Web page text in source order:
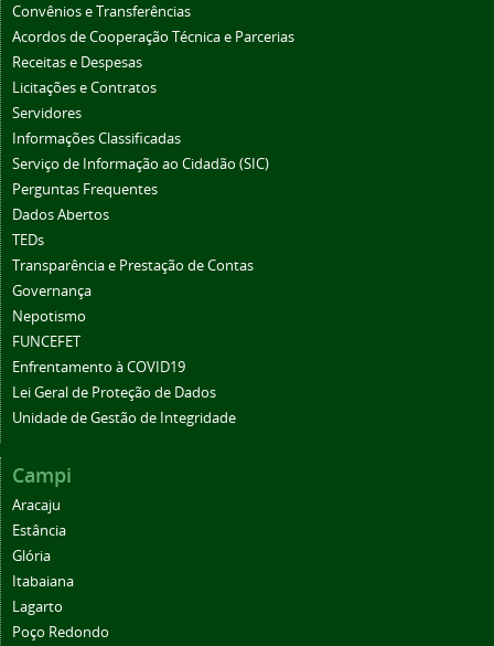
Convênios e Transferências
Acordos de Cooperação Técnica e Parcerias
Receitas e Despesas
Licitações e Contratos
Servidores
Informações Classificadas
Serviço de Informação ao Cidadão (SIC)
Perguntas Frequentes
Dados Abertos
TEDs
Transparência e Prestação de Contas
Governança
Nepotismo
FUNCEFET
Enfrentamento à COVID19
Lei Geral de Proteção de Dados
Unidade de Gestão de Integridade
Campi
Aracaju
Estância
Glória
Itabaiana
Lagarto
Poço Redondo